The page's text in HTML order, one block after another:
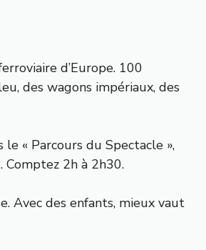
d’Europe. 100
des wagons impériaux, des
le « Parcours du Spectacle »,
2h à 2h30.
Avec des enfants, mieux vaut